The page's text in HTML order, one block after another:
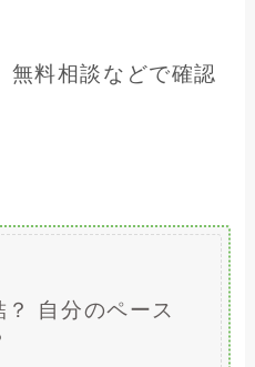
無料相談などで確認
自分のペース